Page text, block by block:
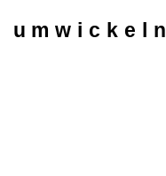
umwickeln